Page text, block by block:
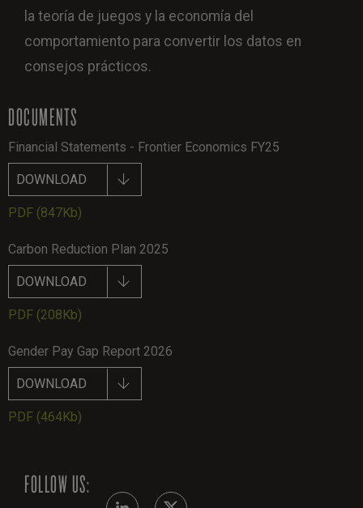
la teoría de juegos y la economía del
comportamiento para convertir los datos en
consejos prácticos.
DOCUMENTS
Financial Statements - Frontier Economics FY25
DOWNLOAD
PDF (847Kb)
Carbon Reduction Plan 2025
DOWNLOAD
PDF (208Kb)
Gender Pay Gap Report 2026
DOWNLOAD
PDF (464Kb)
FOLLOW US: